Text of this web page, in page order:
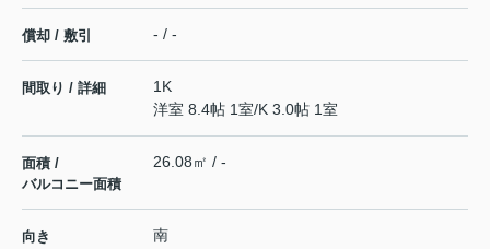
償却 / 敷引 - / -
間取り / 詳細
1K
洋室 8.4帖 1室/K 3.0帖 1室
面積 /
バルコニー面積
26.08㎡ / -
向き 南